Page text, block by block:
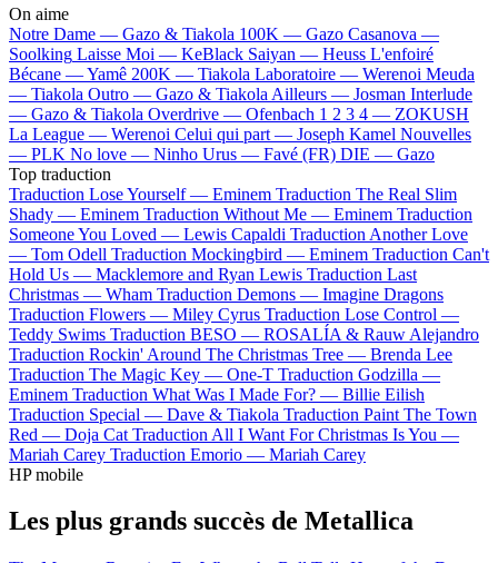
On aime
Notre Dame — Gazo & Tiakola 100K — Gazo Casanova —
Soolking Laisse Moi — KeBlack Saiyan — Heuss L'enfoiré
Bécane —Yamê 200K — Tiakola Laboratoire — Werenoi Meuda
— Tiakola Outro — Gazo & Tiakola Ailleurs — Josman Interlude
— Gazo & Tiakola Overdrive — Ofenbach 1 2 3 4 — ZOKUSH
La League — Werenoi Celui qui part — Joseph Kamel Nouvelles
— PLK No love — Ninho Urus — Favé (FR) DIE — Gazo
Top traduction
Traduction Lose Yourself — Eminem Traduction The Real Slim
Shady — Eminem Traduction Without Me — Eminem Traduction
Someone You Loved — Lewis Capaldi Traduction Another Love
— Tom Odell Traduction Mockingbird — Eminem Traduction Can't
Hold Us — Macklemore and Ryan Lewis Traduction Last
Christmas — Wham Traduction Demons — Imagine Dragons
Traduction Flowers — Miley Cyrus Traduction Lose Control —
Teddy Swims Traduction BESO — ROSALÍA & Rauw Alejandro
Traduction Rockin' Around The Christmas Tree — Brenda Lee
Traduction The Magic Key — One-T Traduction Godzilla —
Eminem Traduction What Was I Made For? — Billie Eilish
Traduction Special — Dave & Tiakola Traduction Paint The Town
Red — Doja Cat Traduction All I Want For Christmas Is You —
Mariah Carey Traduction Emorio — Mariah Carey
HP mobile
Les plus grands succès de Metallica